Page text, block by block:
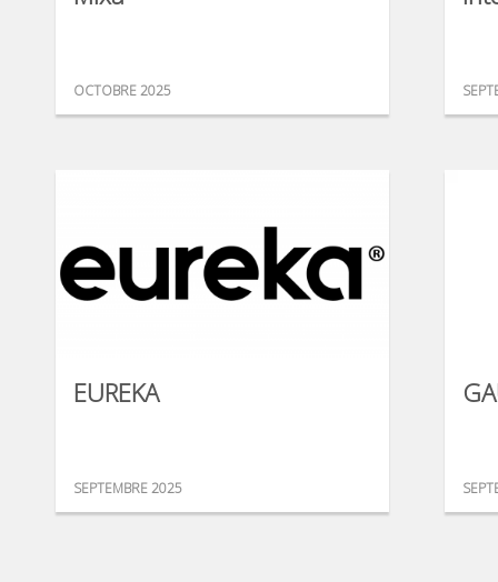
OCTOBRE 2025
EUREKA
SEPTEMBRE 2025